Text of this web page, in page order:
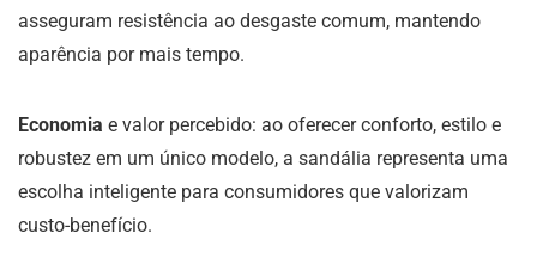
asseguram resistência ao desgaste comum, mantendo
aparência por mais tempo.
Economia e valor percebido: ao oferecer conforto, estilo e
robustez em um único modelo, a sandália representa uma
escolha inteligente para consumidores que valorizam
custo-benefício.